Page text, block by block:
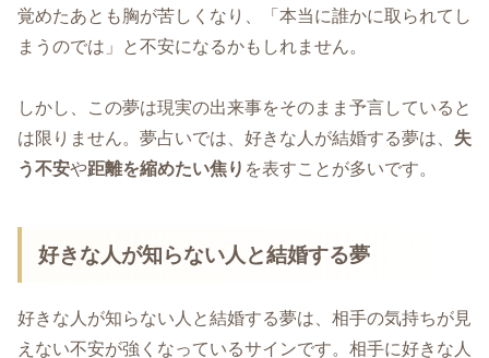
覚めたあとも胸が苦しくなり、「本当に誰かに取られてし
まうのでは」と不安になるかもしれません。
しかし、この夢は現実の出来事をそのまま予言していると
は限りません。夢占いでは、好きな人が結婚する夢は、 失
う不安や距離を縮めたい焦り を表すことが多いです。
好きな人が知らない人と結婚する夢
好きな人が知らない人と結婚する夢は、相手の気持ちが見
えない不安が強くなっているサインです。相手に好きな人